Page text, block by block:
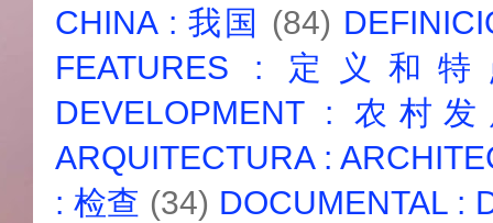
CHINA : 我国 (84)
FEATURES : 定义和
DEVELOPMENT : 农村
ARQUITECTURA :
: 检查 (34) DOCUMENTAL :